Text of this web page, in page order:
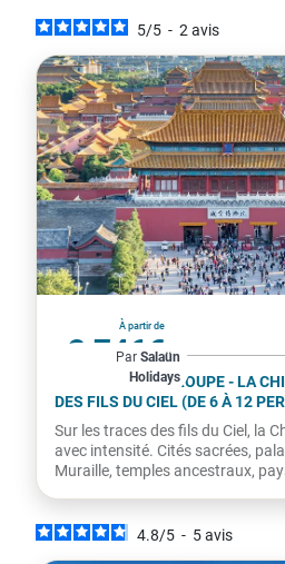
5/5 - 2 avis
À partir de
2 746€
par personne
Par Salaün
Holidays
CIRCUIT PETIT GROUPE - LA
DES FILS DU CIEL (DE 6 À 12
Sur les traces des fils du Ciel, la
avec intensité. Cités sacrées,
Muraille, temples ancestraux,
4.8/5 - 5avis